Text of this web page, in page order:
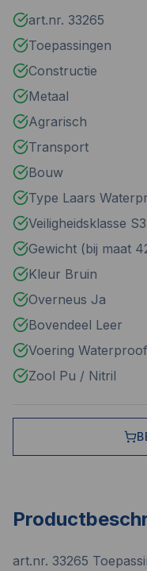
art.nr. 33265
Toepassingen
Constructie
Metaal
Agrarisch
Transport
Bouw
Type Laars
Veiligheidsklasse S3
Gewicht (bij maat
Kleur Bruin
Overneus Ja
Bovendeel Leer
Voering Waterproof
Zool Pu / Nitril
art.nr. 33265